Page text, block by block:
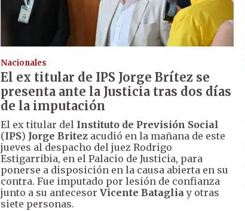
Nacionales
El ex titular de IPS Jorge Brítez se
presenta ante la Justicia tras dos días
de la imputación
El ex titular del Instituto de Previsión Social
(IPS) Jorge Britez acudió en la mañana de este
jueves al despacho del juez Rodrigo
Estigarribia, en el Palacio de Justicia, para
ponerse a disposición en la causa abierta en su
contra. Fue imputado por lesión de confianza
junto a su antecesorVicente Batagliay otras
siete personas.